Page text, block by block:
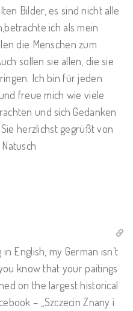
Bilder, es sind nicht alle
ich als mein
die Menschen zum
sollen sie allen, die sie
Ich bin für jeden
freue mich wie viele
und sich Gedanken
herzlichst gegrüßt von
English, my German isn’t
know that your paitings
on the largest historical
– „Szczecin Znany i